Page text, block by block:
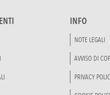
INFO
NOTE LEGALI
AVVISO DI
PRIVACY